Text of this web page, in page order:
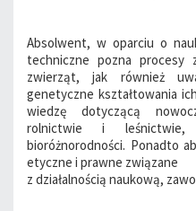
Absolwent, w oparciu o
techniczne pozna procesy
zwierząt, jak również
genetyczne kształtowania
wiedzę dotyczącą
rolnictwie i leśnictwie,
bioróżnorodności. Ponadto
etyczne i prawne związane
z działalnością naukową,